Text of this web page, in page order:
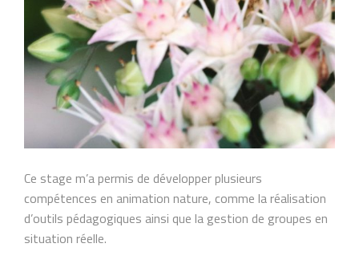
Ce stage m’a permis de développer plusieurs
compétences en animation nature, comme la réalisation
d’outils pédagogiques ainsi que la gestion de groupes en
situation réelle.